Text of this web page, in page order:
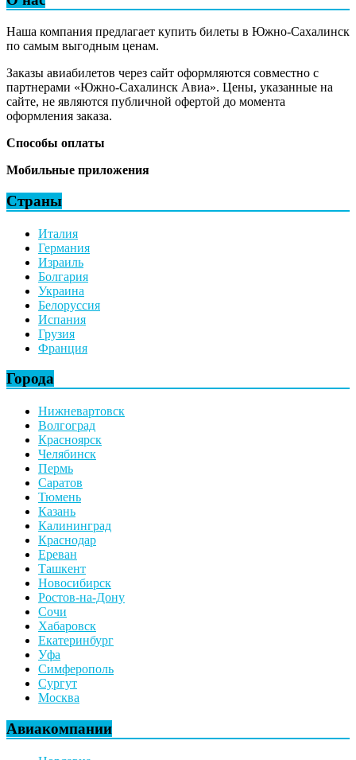
Наша компания предлагает купить билеты в Южно-Сахалинск
по самым выгодным ценам.
Заказы авиабилетов через сайт оформляются совместно с
партнерами «Южно-Сахалинск Авиа». Цены, указанные на
сайте, не являются публичной офертой до момента
оформления заказа.
Способы оплаты
Мобильные приложения
Страны
Италия
Германия
Израиль
Болгария
Украина
Белоруссия
Испания
Грузия
Франция
Города
Нижневартовск
Волгоград
Красноярск
Челябинск
Пермь
Саратов
Тюмень
Казань
Калининград
Краснодар
Ереван
Ташкент
Новосибирск
Ростов-на-Дону
Сочи
Хабаровск
Екатеринбург
Уфа
Симферополь
Сургут
Москва
Авиакомпании